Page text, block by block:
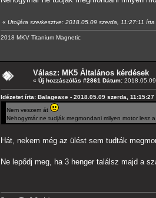
« Utoljára szerkesztve: 2018.05.09 szerda, 11:27:11
2018 MKV Titanium Magnetic
Válasz: MK5 Általános kérdések
« Új hozzászólás #2861 Dátum:
Idézetet írta: Balageaxe - 2018.05.09 szerda, 11:15:27
Nem veszem át
Nehogymár ne tudják megmondani milyen motor lesz
Hát, nekem még az ülést sem tudták
Ne lepődj meg, ha 3 henger találsz majd a